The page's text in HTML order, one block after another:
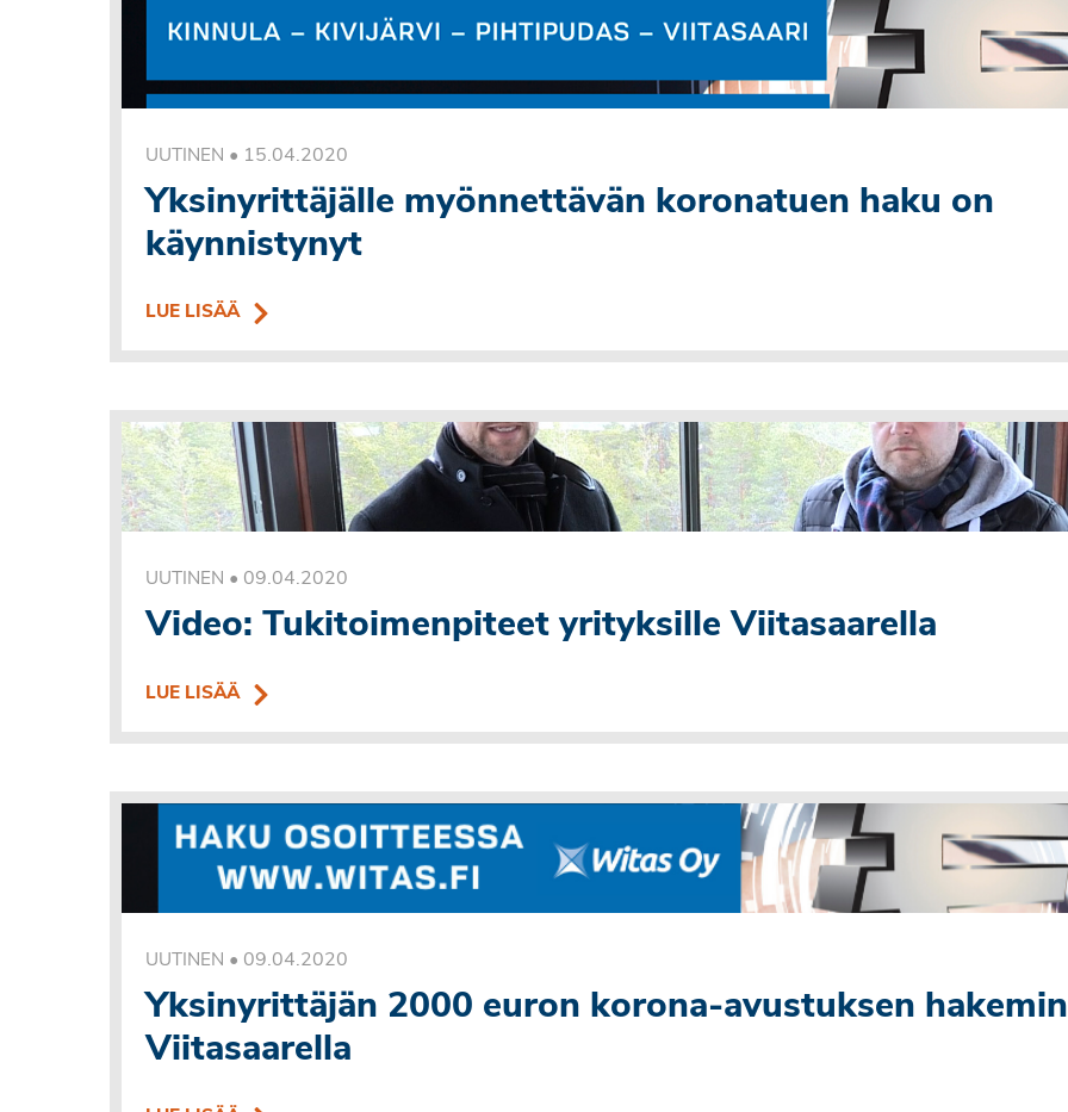
UUTINEN • 15.04.2020
Yksinyrittäjälle myönnettävän koronatuen haku on
käynnistynyt
LUE LISÄÄ
UUTINEN • 09.04.2020
Video: Tukitoimenpiteet yrityksille Viitasaarella
LUE LISÄÄ
UUTINEN • 09.04.2020
Yksinyrittäjän 2000 euron korona-avustuksen
Viitasaarella